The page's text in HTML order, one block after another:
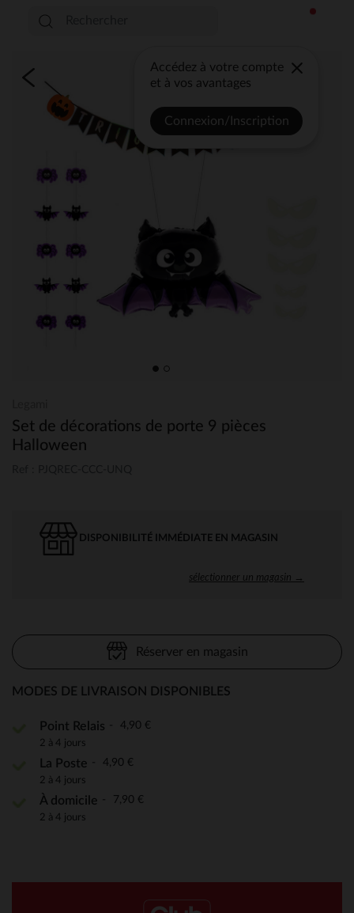
Accédez à votre compte
et à vos avantages
Connexion/Inscription
Set de décorations de porte 9 pièces
Halloween
DISPONIBILITÉ IMMÉDIATE EN MAGASIN
sélectionner un magasin →
Réserver en magasin
MODES DE LIVRAISON DISPONIBLES
Point Relais 4,90 €
2 à 4 jours
La Poste 4,90 €
2 à 4 jours
À domicile 7,90 €
2 à 4 jours